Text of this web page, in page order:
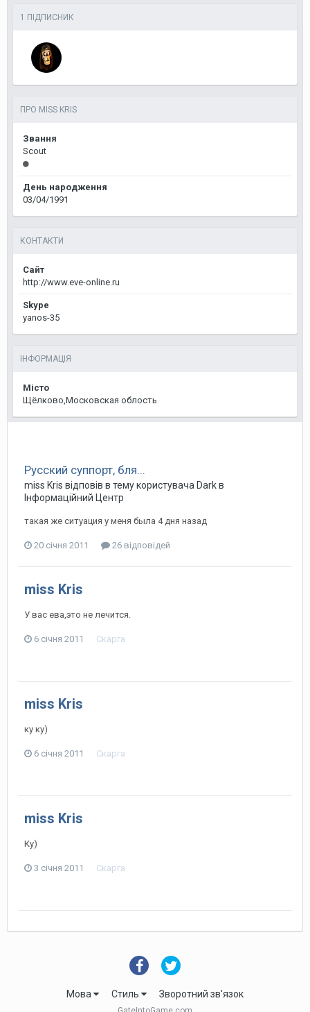
1 ПІДПИСНИК
ПРО MISS KRIS
Звання
Scout
День народження
03/04/1991
КОНТАКТИ
Сайт
http://www.eve-online.ru
Skype
yanos-35
ІНФОРМАЦІЯ
Місто
Щёлково,Московская облость
Русский суппорт, бля...
miss Kris відповів в тему користувача Darkв
Інформаційний Центр
такая же ситуация у меня была 4 дня назад
20 січня 2011 26 відповідей
miss Kris
У вас ева,это не лечится.
6 січня 2011 Скарга
miss Kris
ку ку)
6 січня 2011 Скарга
miss Kris
Ку)
3 січня 2011 Скарга
Мова Стиль Зворотний зв'язок